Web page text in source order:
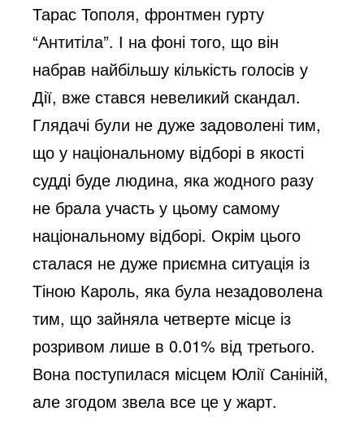
Тарас Тополя, фронтмен гурту
“Антитіла”. І на фоні того, що він
набрав найбільшу кількість голосів у
Дії, вже стався невеликий скандал.
Глядачі були не дуже задоволені тим,
що у національному відборі в якості
судді буде людина, яка жодного разу
не брала участь у цьому самому
національному відборі. Окрім цього
сталася не дуже приємна ситуація із
Тіною Кароль, яка була незадоволена
тим, що зайняла четверте місце із
розривом лише в 0.01% від третього.
Вона поступилася місцем Юлії Саніній,
але згодом звела все це у жарт.